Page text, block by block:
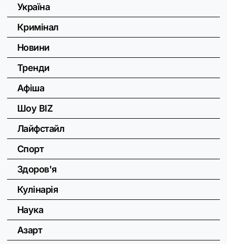
Україна
Кримінал
Новини
Тренди
Афіша
Шоу BIZ
Лайфстайл
Спорт
Здоров'я
Кулінарія
Наука
Азарт